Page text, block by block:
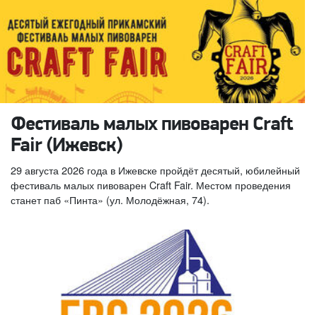
Фестиваль малых пивоварен Craft
Fair (Ижевск)
29 августа 2026 года в Ижевске пройдёт десятый, юбилейный
фестиваль малых пивоварен Craft Fair. Местом проведения
станет паб «Пинта» (ул. Молодёжная, 74).